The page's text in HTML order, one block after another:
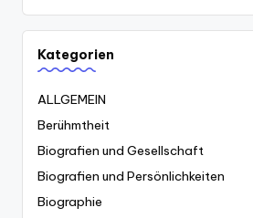
Kategorien
ALLGEMEIN
Berühmtheit
Biografien und Gesellschaft
Biografien und Persönlichkeiten
Biographie